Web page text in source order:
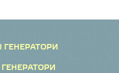
ГЕНЕРАТОРИ